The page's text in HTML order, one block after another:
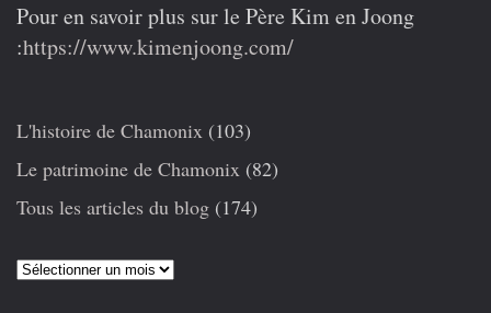
Pour en savoir plus sur le Père Kim en Joong
:https://www.kimenjoong.com/
L'histoire de Chamonix (103)
Le patrimoine de Chamonix (82)
Tous les articles du blog (174)
Articles